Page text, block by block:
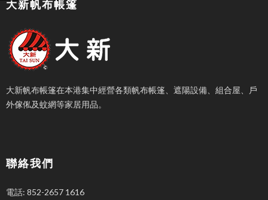
大新帆布帳篷
大新帆布帳篷在本港集中經營各類帆布帳篷、遮陽設備、組合屋、戶
外傢俬及蚊網等家居用品。
聯絡我們
電話: 852-2657 1616